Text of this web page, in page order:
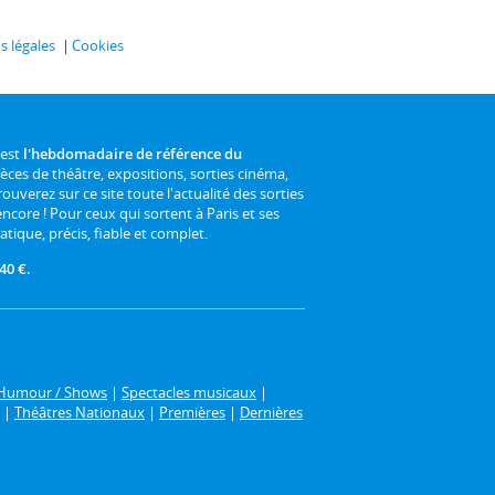
légales Cookies
l'hebdomadaire de référence du
de théâtre, expositions, sorties cinéma,
sur ce site toute l'actualité des sorties
! Pour ceux qui sortent à Paris et ses
précis, fiable et complet.
€.
/ Shows | Spectacles musicaux |
| Théâtres Nationaux | Premières | Dernières